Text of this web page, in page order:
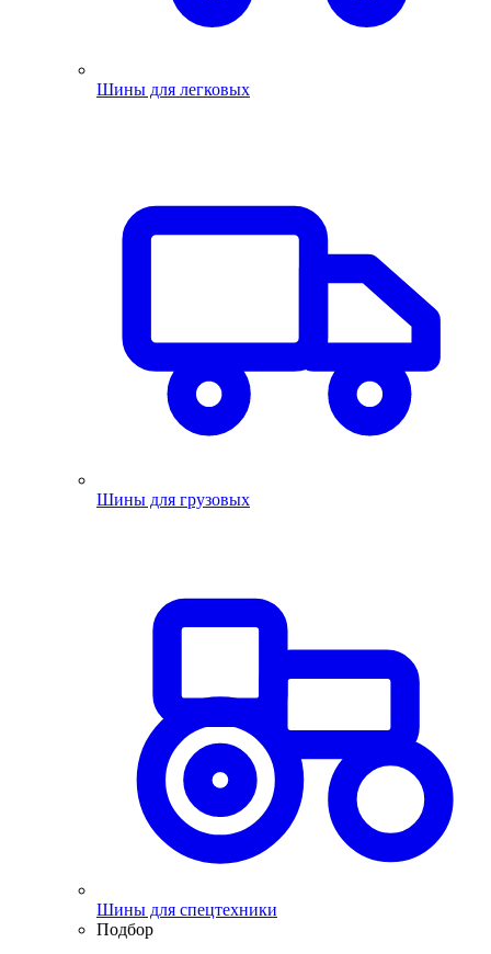
Шины для легковых
Шины для грузовых
Шины для спецтехники
Подбор